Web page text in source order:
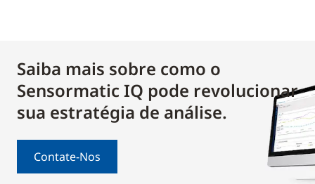
Saiba mais sobre como o
Sensormatic IQ pode revolucionar
sua estratégia de análise.
Contate-Nos